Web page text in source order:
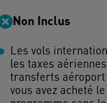
Non Inclus
Les vols
les taxes
transferts aéroport
vous avez acheté le